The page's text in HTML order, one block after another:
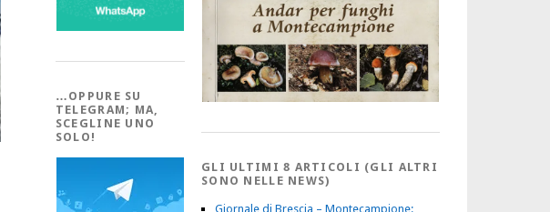
…OPPURE SU
TELEGRAM; MA,
SCEGLINE UNO
SOLO!
GLI ULTIMI 8 ARTICOLI (GLI ALTRI
SONO NELLE NEWS)
Giornale di Brescia – Montecampione: